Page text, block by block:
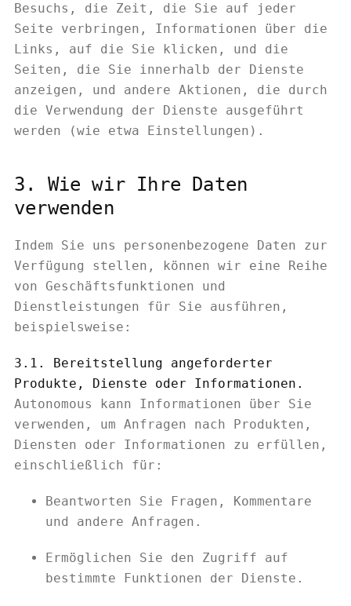
Besuchs, die Zeit, die Sie auf jeder
Seite verbringen, Informationen über die
Links, auf die Sie klicken, und die
Seiten, die Sie innerhalb der Dienste
anzeigen, und andere Aktionen, die durch
die Verwendung der Dienste ausgeführt
werden (wie etwa Einstellungen).
3. Wie wir Ihre Daten
verwenden
Indem Sie uns personenbezogene Daten zur
Verfügung stellen, können wir eine Reihe
von Geschäftsfunktionen und
Dienstleistungen für Sie ausführen,
beispielsweise:
3.1. Bereitstellung angeforderter
Produkte, Dienste oder Informationen.
Autonomous kann Informationen über Sie
verwenden, um Anfragen nach Produkten,
Diensten oder Informationen zu erfüllen,
einschließlich für:
Beantworten Sie Fragen, Kommentare
und andere Anfragen.
Ermöglichen Sie den Zugriff auf
bestimmte Funktionen der Dienste.